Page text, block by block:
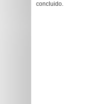
concluido.